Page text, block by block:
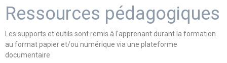
Ressources pédagogiques
Les supports et outils sont remis à l'apprenant durant la formation
au format papier et/ou numérique via une plateforme
documentaire